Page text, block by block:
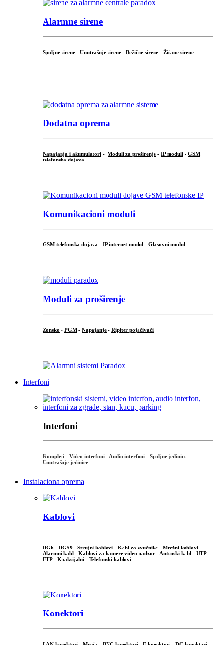
Alarmne sirene
Spoljne sirene - Unutrašnje sirene - Bežične sirene - Žičane sirene
Dodatna oprema
Napajanja i akumulatori - Moduli za proširenje - IP moduli - GSM
telefonska dojava
Komunikacioni moduli
GSM telefonska dojava - IP internet modul - Glasovni modul
Moduli za proširenje
Zonsko - PGM - Napajanje - Ripiter pojačivači
Interfoni
Interfoni
Kompleti - Video interfoni - Audio interfoni - Spoljne jedinice -
Unutrašnje jedinice
Instalaciona oprema
Kablovi
RG6 - RG59 - Strujni kablovi - Kabl za zvučnike - Mrežni kablovi -
Alarmni kabl - Kablovi za kamere video nadzor - Antenski kabl - UTP-
FTP- Koaksijalni - Telefonski kablovi
Konektori